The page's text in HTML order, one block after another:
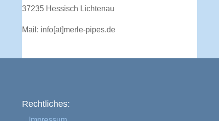
37235 Hessisch Lichtenau
Mail: info[at]merle-pipes.de
Rechtliches: